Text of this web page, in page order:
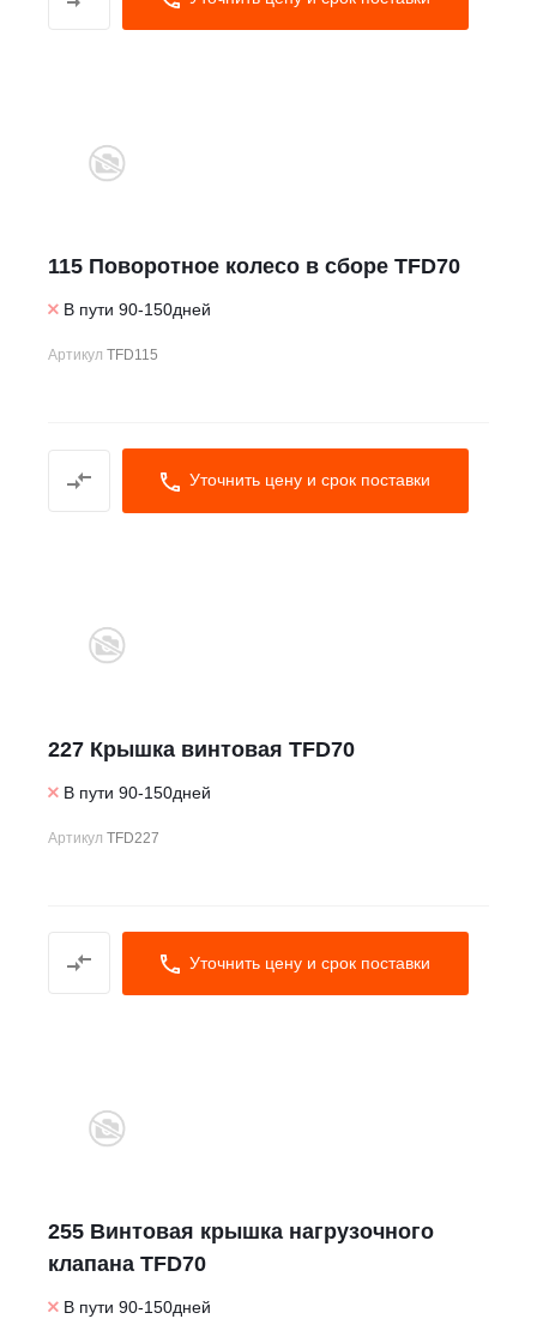
115 Поворотное колесо в сборе TFD70
В пути 90-150дней
Артикул TFD115
Уточнить цену и срок поставки
227 Крышка винтовая TFD70
В пути 90-150дней
Артикул TFD227
Уточнить цену и срок поставки
255 Винтовая крышка нагрузочного
клапана TFD70
В пути 90-150дней